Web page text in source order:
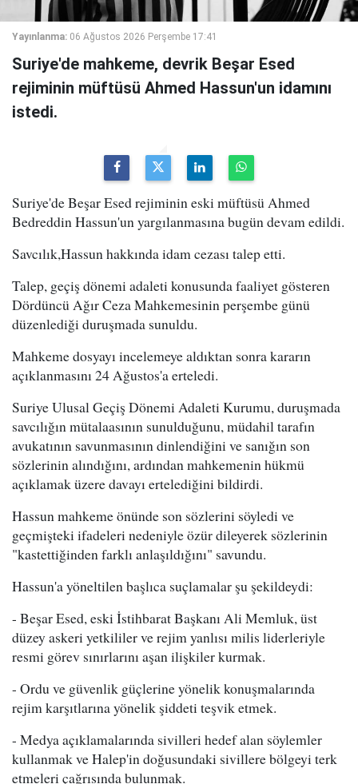
Yayınlanma: 06 Ağustos 2026 Perşembe 17:41
Suriye'de mahkeme, devrik Beşar Esed
rejiminin müftüsü Ahmed Hassun'un idamını
istedi.
Suriye'de Beşar Esed rejiminin eski müftüsü Ahmed
Bedreddin Hassun'un yargılanmasına bugün devam edildi.
Savcılık,Hassun hakkında idam cezası talep etti.
Talep, geçiş dönemi adaleti konusunda faaliyet gösteren
Dördüncü Ağır Ceza Mahkemesinin perşembe günü
düzenlediği duruşmada sunuldu.
Mahkeme dosyayı incelemeye aldıktan sonra kararın
açıklanmasını 24 Ağustos'a erteledi.
Suriye Ulusal Geçiş Dönemi Adaleti Kurumu, duruşmada
savcılığın mütalaasının sunulduğunu, müdahil tarafın
avukatının savunmasının dinlendiğini ve sanığın son
sözlerinin alındığını, ardından mahkemenin hükmü
açıklamak üzere davayı ertelediğini bildirdi.
Hassun mahkeme önünde son sözlerini söyledi ve
geçmişteki ifadeleri nedeniyle özür dileyerek sözlerinin
"kastettiğinden farklı anlaşıldığını" savundu.
Hassun'a yöneltilen başlıca suçlamalar şu şekildeydi:
- Beşar Esed, eski İstihbarat Başkanı Ali Memluk, üst
düzey askeri yetkililer ve rejim yanlısı milis liderleriyle
resmi görev sınırlarını aşan ilişkiler kurmak.
- Ordu ve güvenlik güçlerine yönelik konuşmalarında
rejim karşıtlarına yönelik şiddeti teşvik etmek.
- Medya açıklamalarında sivilleri hedef alan söylemler
kullanmak ve Halep'in doğusundaki sivillere bölgeyi terk
etmeleri çağrısında bulunmak.